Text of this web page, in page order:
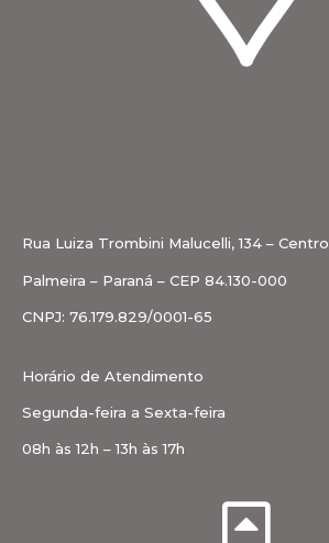
Rua Luiza Trombini Malucelli, 134 – Centro
Palmeira – Paraná – CEP 84.130-000
CNPJ: 76.179.829/0001-65
Horário de Atendimento
Segunda-feira a Sexta-feira
08h às 12h – 13h às 17h